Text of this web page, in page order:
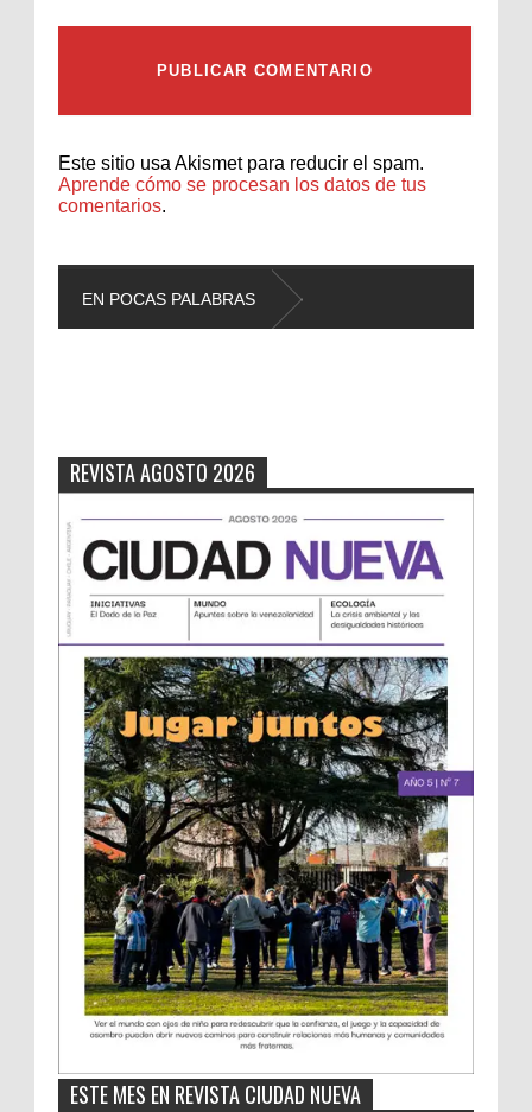
Este sitio usa Akismet para reducir el spam.
Aprende cómo se procesan los datos de tus
comentarios.
EN POCAS PALABRAS
REVISTA AGOSTO 2026
ESTE MES EN REVISTA CIUDAD NUEVA